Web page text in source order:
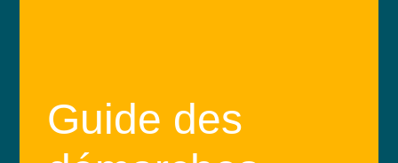
Guide des